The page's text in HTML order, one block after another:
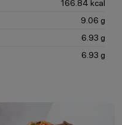
166.84 kcal
9.06 g
6.93 g
6.93 g